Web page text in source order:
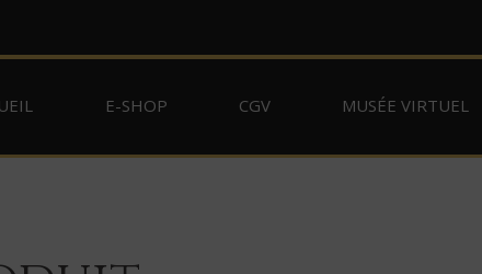
E-SHOP CGV MUSÉE VIRTUEL